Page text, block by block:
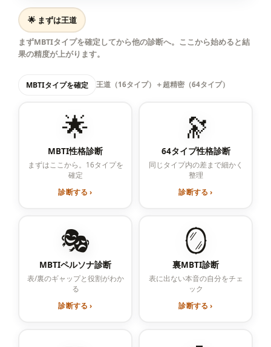
🌟 まずは王道
まずMBTIタイプを確定してから他の診断へ。ここから始めると結
果の精度が上がります。
MBTIタイプを確定 王道（16タイプ）＋超精密（64タイプ）
🌟
MBTI性格診断
まずはここから。16タイプを
確定
診断する ›
🔭
64タイプ性格診断
同じタイプ内の差まで細かく
整理
診断する ›
🎭
MBTIペルソナ診断
表/裏のギャップと役割がわか
る
診断する ›
🪞
裏MBTI診断
表に出ない本音の自分をチェ
ック
診断する ›